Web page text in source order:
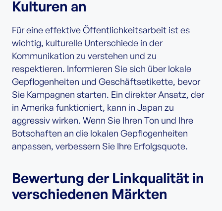
Kulturen an
Für eine effektive Öffentlichkeitsarbeit ist es
wichtig, kulturelle Unterschiede in der
Kommunikation zu verstehen und zu
respektieren. Informieren Sie sich über lokale
Gepflogenheiten und Geschäftsetikette, bevor
Sie Kampagnen starten. Ein direkter Ansatz, der
in Amerika funktioniert, kann in Japan zu
aggressiv wirken. Wenn Sie Ihren Ton und Ihre
Botschaften an die lokalen Gepflogenheiten
anpassen, verbessern Sie Ihre Erfolgsquote.
Bewertung der Linkqualität in
verschiedenen Märkten